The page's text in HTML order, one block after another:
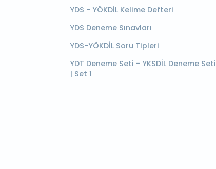
YDS - YÖKDİL Kelime Defteri
YDS Deneme Sınavları
YDS-YÖKDİL Soru Tipleri
YDT Deneme Seti - YKSDİL Deneme Seti
| Set 1